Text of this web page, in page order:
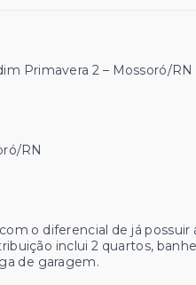
Primavera 2 – Mossoró/RN
RN
o diferencial de já
inclui 2 quartos,
de garagem.